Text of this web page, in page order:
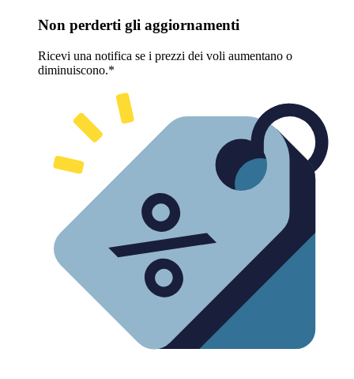
Non perderti gli aggiornamenti
Ricevi una notifica se i prezzi dei voli aumentano o
diminuiscono.*